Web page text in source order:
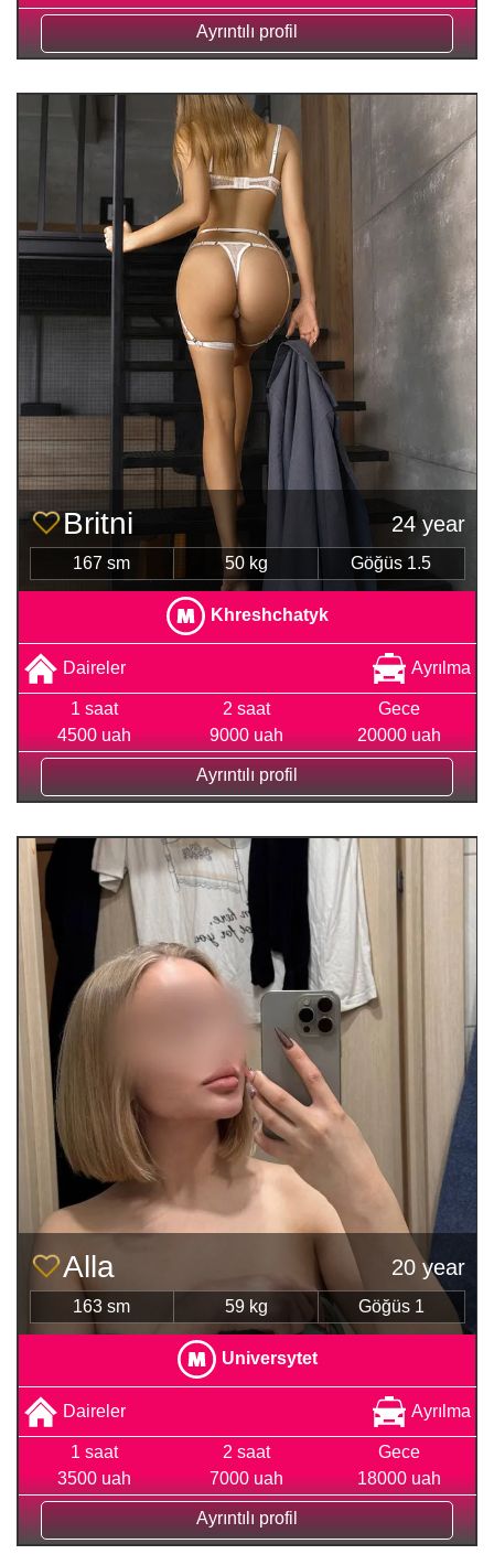
Ayrıntılı profil
Britni 24 year
167 sm 50 kg Göğüs 1.5
Khreshchatyk
Daireler Ayrılma
1 saat
4500 uah
2 saat
9000 uah
Gece
20000 uah
Ayrıntılı profil
Alla 20 year
163 sm 59 kg Göğüs 1
Universytet
Daireler Ayrılma
1 saat
3500 uah
2 saat
7000 uah
Gece
18000 uah
Ayrıntılı profil